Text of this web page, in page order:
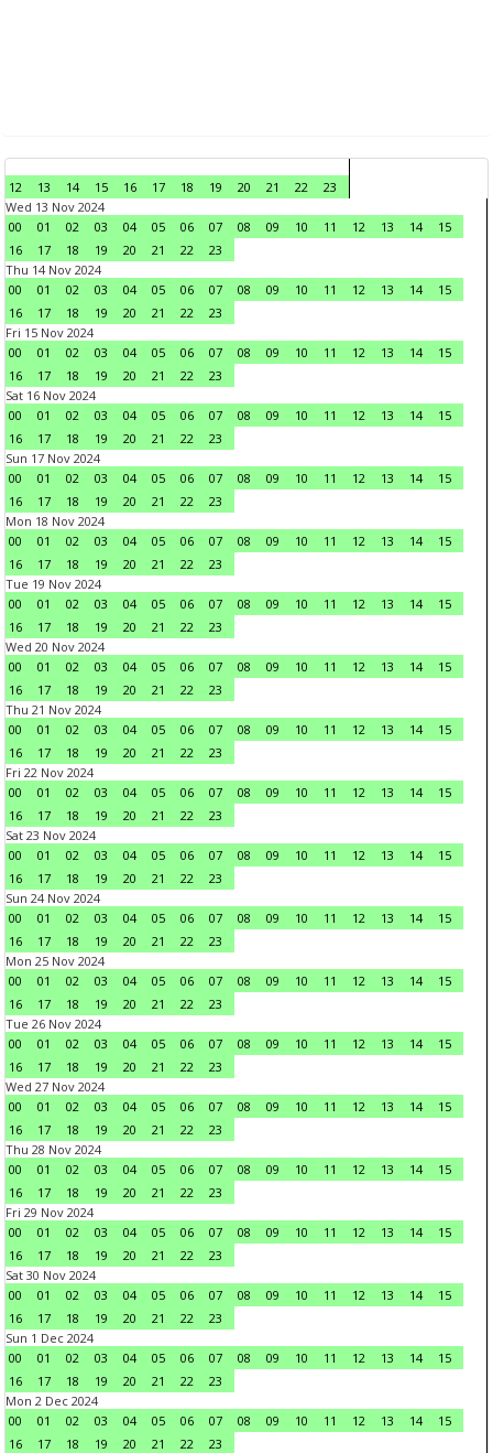
12 13 14 15 16 17 18 19 20 21 22
23
Wed 13 Nov 2024
00
01 02 03 04 05 06 07 08 09 10 11 12 13 14
15
16
17 18 19 20 21 22
23
Thu 14 Nov 2024
00
01 02 03 04 05 06 07 08 09 10 11 12 13 14
15
16
17 18 19 20 21 22
23
Fri 15 Nov 2024
00
01 02 03 04 05 06 07 08 09 10 11 12 13 14
15
16
17 18 19 20 21 22
23
Sat 16 Nov 2024
00
01 02 03 04 05 06 07 08 09 10 11 12 13 14
15
16
17 18 19 20 21 22
23
Sun 17 Nov 2024
00
01 02 03 04 05 06 07 08 09 10 11 12 13 14
15
16
17 18 19 20 21 22
23
Mon 18 Nov 2024
00
01 02 03 04 05 06 07 08 09 10 11 12 13 14
15
16
17 18 19 20 21 22
23
Tue 19 Nov 2024
00
01 02 03 04 05 06 07 08 09 10 11 12 13 14
15
16
17 18 19 20 21 22
23
Wed 20 Nov 2024
00
01 02 03 04 05 06 07 08 09 10 11 12 13 14
15
16
17 18 19 20 21 22
23
Thu 21 Nov 2024
00
01 02 03 04 05 06 07 08 09 10 11 12 13 14
15
16
17 18 19 20 21 22
23
Fri 22 Nov 2024
00
01 02 03 04 05 06 07 08 09 10 11 12 13 14
15
16
17 18 19 20 21 22
23
Sat 23 Nov 2024
00
01 02 03 04 05 06 07 08 09 10 11 12 13 14
15
16
17 18 19 20 21 22
23
Sun 24 Nov 2024
00
01 02 03 04 05 06 07 08 09 10 11 12 13 14
15
16
17 18 19 20 21 22
23
Mon 25 Nov 2024
00
01 02 03 04 05 06 07 08 09 10 11 12 13 14
15
16
17 18 19 20 21 22
23
Tue 26 Nov 2024
00
01 02 03 04 05 06 07 08 09 10 11 12 13 14
15
16
17 18 19 20 21 22
23
Wed 27 Nov 2024
00
01 02 03 04 05 06 07 08 09 10 11 12 13 14
15
16
17 18 19 20 21 22
23
Thu 28 Nov 2024
00
01 02 03 04 05 06 07 08 09 10 11 12 13 14
15
16
17 18 19 20 21 22
23
Fri 29 Nov 2024
00
01 02 03 04 05 06 07 08 09 10 11 12 13 14
15
16
17 18 19 20 21 22
23
Sat 30 Nov 2024
00
01 02 03 04 05 06 07 08 09 10 11 12 13 14
15
16
17 18 19 20 21 22
23
Sun 1 Dec 2024
00
01 02 03 04 05 06 07 08 09 10 11 12 13 14
15
16
17 18 19 20 21 22
23
Mon 2 Dec 2024
00
01 02 03 04 05 06 07 08 09 10 11 12 13 14
15
16
17 18 19 20 21 22
23